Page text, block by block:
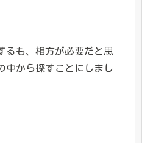
るも、相方が必要だと思
中から探すことにしまし